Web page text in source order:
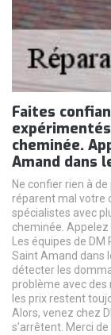
Faites
cheminée.
Amand dans
Ne confier rien à
réparent mal votre
spécialistes avec
cheminée.
Les équipes de
Saint Amand dans
détecter les
problème avec des
les prix restent
Alors, venez chez
s’arrêtent. Merci